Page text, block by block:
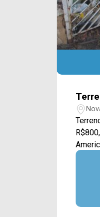
Americana/SP.
automóveis. > 464
este
conta